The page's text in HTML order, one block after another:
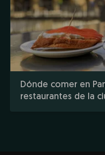
Dónde comer en
restaurantes de la